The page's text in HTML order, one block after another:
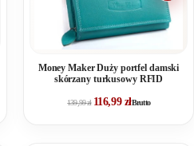
Money Maker Duży portfel damski
skórzany turkusowy RFID
139,99zł 116,99 złBrutto